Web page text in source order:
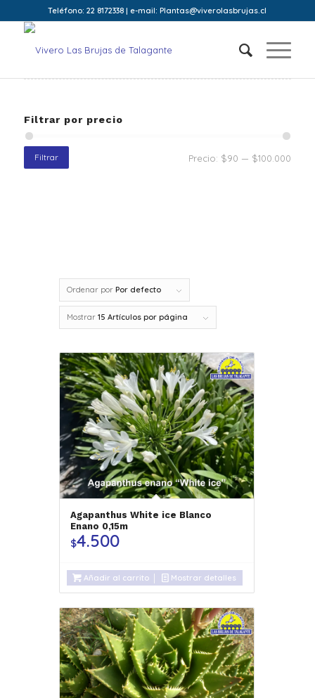
Teléfono: 22 8172338 | e-mail: Plantas@viverolasbrujas.cl
Ordenar por Por defecto
Mostrar 15 Artículos por página
Agapanthus White ice Blanco
Enano 0,15m
$4.500
Añadir al carrito Mostrar detalles
Filtrar por precio
Filtrar Precio: $90 — $100.000